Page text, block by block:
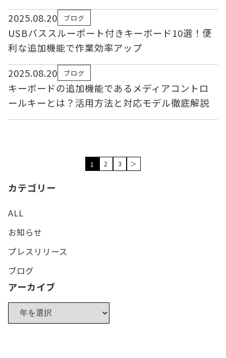
2025.08.20
ブログ
USBパススルーポート付きキーボード10選！便
利な追加機能で作業効率アップ
2025.08.20
ブログ
キーボードの追加機能であるメディアコントロ
ールキーとは？活用方法と対応モデル徹底解説
1 2 3 ＞
カテゴリー
ALL
お知らせ
プレスリリース
ブログ
アーカイブ